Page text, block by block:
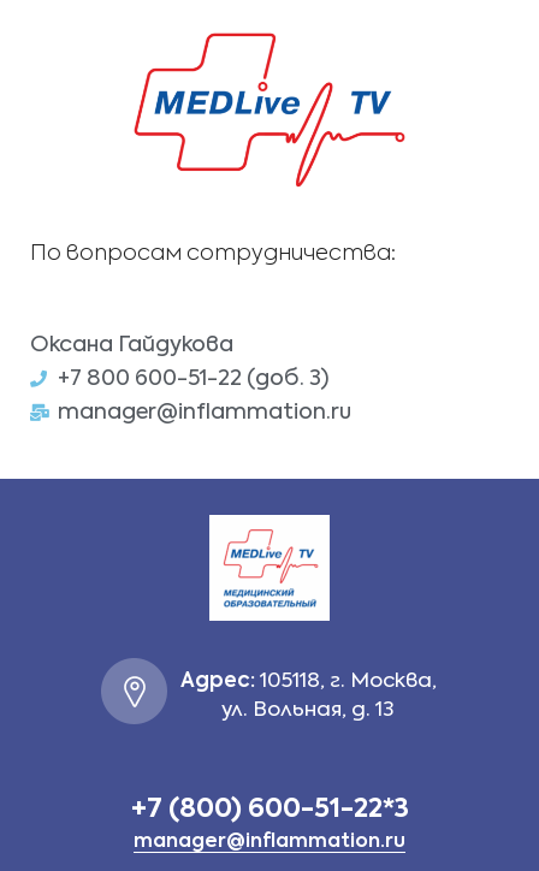
По вопросам сотрудничества:
Оксана Гайдукова
+7 800 600-51-22 (доб. 3)
manager@inflammation.ru
Адрес: 105118, г. Москва,
ул. Вольная, д. 13
+7 (800) 600-51-22*3
manager@inflammation.ru